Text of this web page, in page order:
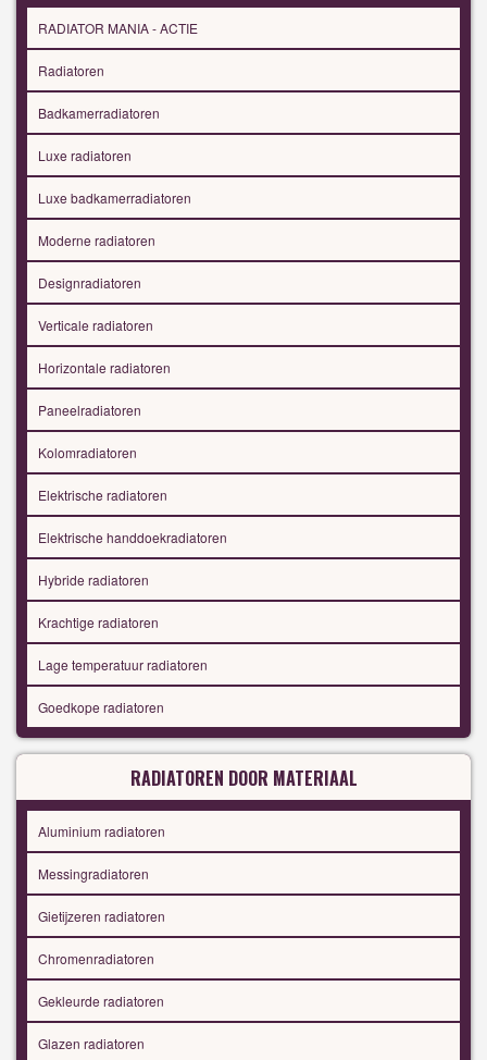
RADIATOR MANIA - ACTIE
Radiatoren
Badkamerradiatoren
Luxe radiatoren
Luxe badkamerradiatoren
Moderne radiatoren
Designradiatoren
Verticale radiatoren
Horizontale radiatoren
Paneelradiatoren
Kolomradiatoren
Elektrische radiatoren
Elektrische handdoekradiatoren
Hybride radiatoren
Krachtige radiatoren
Lage temperatuur radiatoren
Goedkope radiatoren
RADIATOREN DOOR MATERIAAL
Aluminium radiatoren
Messingradiatoren
Gietijzeren radiatoren
Chromenradiatoren
Gekleurde radiatoren
Glazen radiatoren